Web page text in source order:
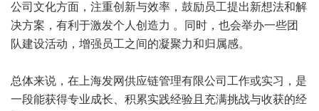
公司文化方面，注重创新与效率，鼓励员工提出新想法和解
决方案，有利于激发个人创造力 。同时，也会举办一些团
队建设活动，增强员工之间的凝聚力和归属感。
总体来说，在上海发网供应链管理有限公司工作或实习，是
一段能获得专业成长、积累实践经验且充满挑战与收获的经